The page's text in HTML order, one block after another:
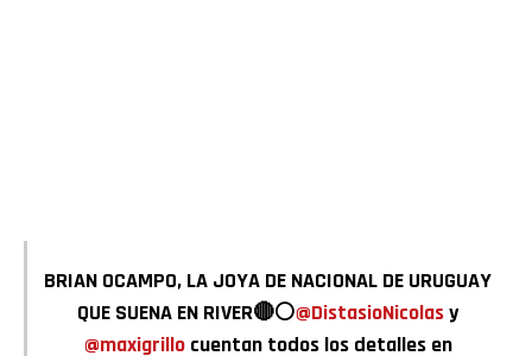
BRIAN OCAMPO, LA JOYA DE NACIONAL DE URUGUAY
QUE SUENA EN RIVER🔴⚪@DistasioNicolasy
@maxigrillocuentan todos los detalles en
Whatsapp